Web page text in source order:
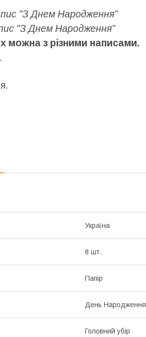
"З Днем Народження"
"З Днем Народження"
можна з різними написами.
Україна
8 шт.
Папір
День
Головний убір